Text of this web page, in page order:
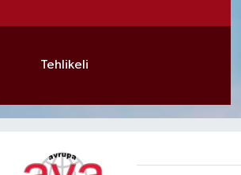
Tehlikeli